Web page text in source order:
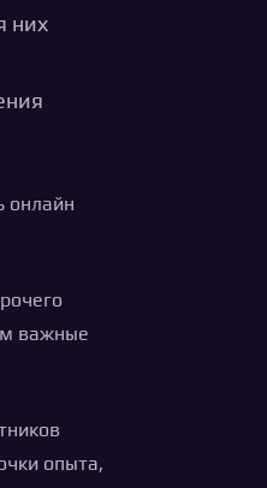
них
онлайн
важные
опыта,